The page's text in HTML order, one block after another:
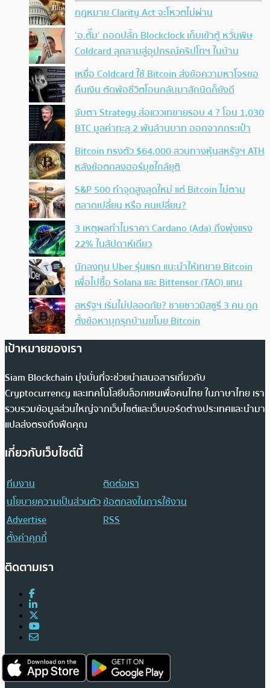
กฎหมาย Clarity Act จะโหวตไม่ผ่าน
‘อ.ตั๊ม’ ถอดปลั้ก Blockclock เก็บเข้าตู้ หวั่นพิษ
Coldcard ลุกลามสู่อุปกรณ์คริปโทฯ ในบ้าน
เหยื่อ Coldcard ใช้ Bitcoin ส่งข้อความหาโจรขอ
คืนเงิน ตัดพ้อชีวิตโอนกลับมาสักนิดก็ยังดี
จับตา Strategy ส่อแววเทขายรอบ 4 ? โอน 1,030
BTC มูลค่าทะลุ 2 พันล้านบาท ออกจากกระเป๋า
Bitcoin ทรงตัว $64,000 สวนทางหุ้นสหรัฐฯ ATH
หลังข้อตกลงฮอร์มุซใกล้ยุติ
S&P 500 ทำจุดสูงสุดใหม่ แต่ Bitcoin ไม่ตาม
ตลาดเปลี่ยน หรือ คนเปลี่ยน?
3 เหตุผลทำไมราคา Cardano (Ada) ถึงพุ่งแรง
22% ในสัปดาห์เดียว
นักลงทุน Uber รุ่นแรก แนะนำให้เทขาย Bitcoin
เพื่อไปซื้อ Solana และ Bittensor (TAO) แทน
สหรัฐฯ เริ่มไม่ปลอดภัย? ชายชาวมิสซูรี 3 คน ถูก
ตั้งข้อหาบุกรุกบ้านขโมย Bitcoin
เป้าหมายของเรา
Siam Blockchain มุ่งมั่นที่จะช่วยนำเสนอสารเกี่ยวกับ
Cryptocurrency และเทคโนโลยีบล็อกเชนเพื่อคนไทย ในภาษาไทย เรา
รวบรวมข้อมูลส่วนใหญ่จากเว็บไซต์และเว็บบอร์ดต่างประเทศและนำมา
แปลส่งตรงถึงฟีดคุณ
เกี่ยวกับเว็บไซต์นี้
ทีมงาน
ติดต่อเรา
นโยบายความเป็นส่วนตัวข้อตกลงในการใช้งาน
Advertise
RSS
ตั้งค่าคุกกี้
ติดตามเรา